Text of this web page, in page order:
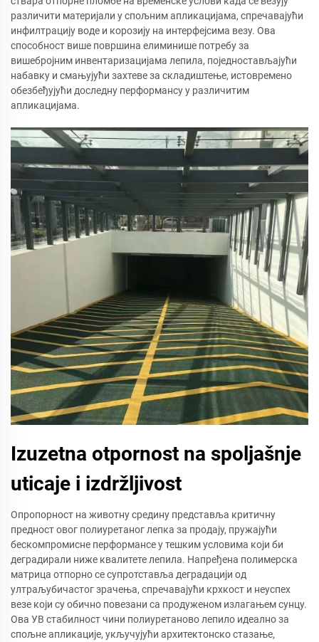
различити материјали у спољним апликацијама, спречавајући
инфилтрацију воде и корозију на интерфејсима везу. Ова
способност више површина елиминише потребу за
вишебројним инвентаризацијама лепила, поједностављајући
набавку и смањујући захтеве за складиштење, истовремено
обезбеђујући доследну перформансу у различитим
апликацијама.
Izuzetna otpornost na spoljašnje
uticaje i izdržljivost
Опропорност на животну средину представља критичну
предност овог полиуретаног лепка за продају, пружајући
бескомпромисне перформансе у тешким условима који би
деградирали ниже квалитете лепила. Напређена полимерска
матрица отпорно се супротставља деградацији од
ултраљубичастог зрачења, спречавајући крхкост и неуспех
везе који су обично повезани са продуженом излагањем сунцу.
Ова УВ стабилност чини полиуретаново лепило идеално за
спољне апликације, укључујући архитектонско стазање,